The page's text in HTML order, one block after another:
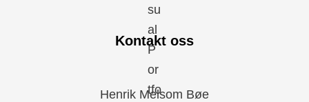
Kontakt oss
Henrik Melsom Bøe